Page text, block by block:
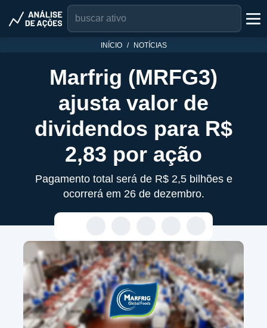
INÍCIO NOTÍCIAS
Marfrig (MRFG3)
ajusta valor de
dividendos para R$
2,83 por ação
Pagamento total será de R$ 2,5 bilhões e
ocorrerá em 26 de dezembro.